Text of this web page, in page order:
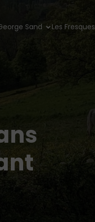
Sand Les Fresques